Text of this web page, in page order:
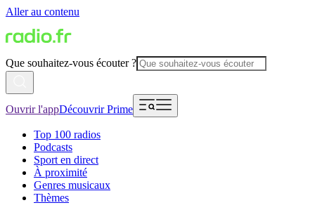
Aller au contenu
Que souhaitez-vous écouter ?
Ouvrir l'appDécouvrir Prime
Top 100 radios
Podcasts
Sport en direct
À proximité
Genres musicaux
Thèmes